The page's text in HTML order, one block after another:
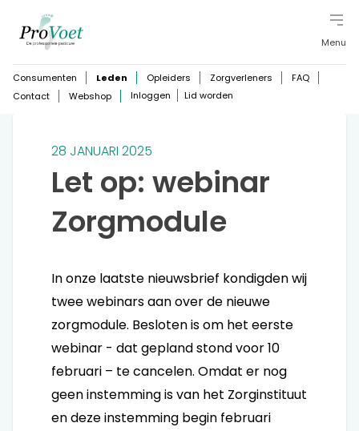
Menu
Consumenten Leden Opleiders Zorgverleners
FAQ
Contact
Webshop Inloggen Lid worden
28 JANUARI 2025
Let op: webinar
Zorgmodule
In onze laatste nieuwsbrief kondigden wij
twee webinars aan over de nieuwe
zorgmodule. Besloten is om het eerste
webinar - dat gepland stond voor 10
februari – te cancelen. Omdat er nog
geen instemming is van het Zorginstituut
en deze instemming begin februari